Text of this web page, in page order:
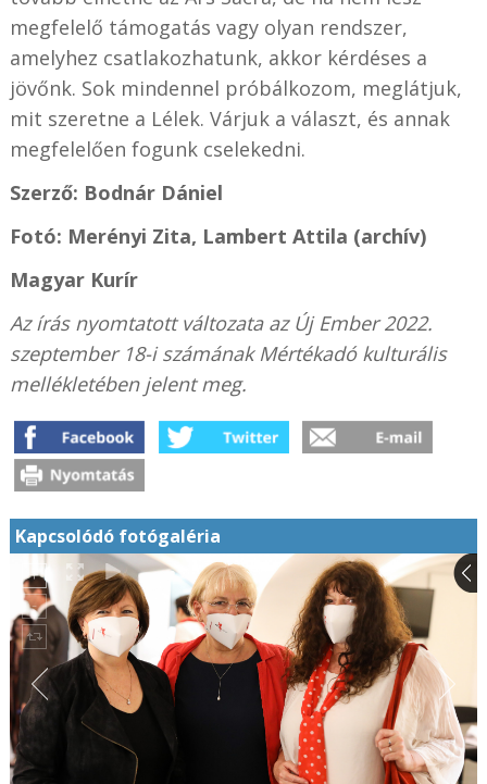
megfelelő támogatás vagy olyan rendszer,
amelyhez csatlakozhatunk, akkor kérdéses a
jövőnk. Sok mindennel próbálkozom, meglátjuk,
mit szeretne a Lélek. Várjuk a választ, és annak
megfelelően fogunk cselekedni.
Szerző: Bodnár Dániel
Fotó: Merényi Zita, Lambert Attila (archív)
Magyar Kurír
Az írás nyomtatott változata az Új Ember 2022.
szeptember 18-i számának Mértékadó kulturális
mellékletében jelent meg.
Kapcsolódó fotógaléria